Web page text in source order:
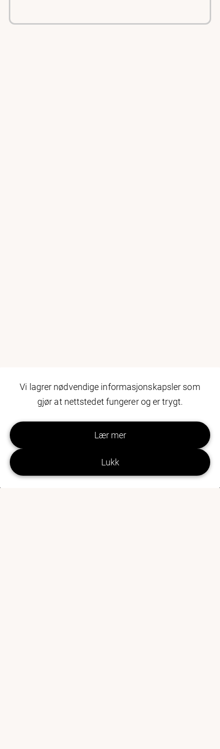
Vi lagrer nødvendige informasjonskapsler som
gjør at nettstedet fungerer og er trygt.
Lær mer
Lukk
Dubestemmer.no er et samarbeidsprosjekt
mellom Datatilsynet og Utdanningsdirektoratet.
Ansvarlig redaktør: Øystein Nilsen